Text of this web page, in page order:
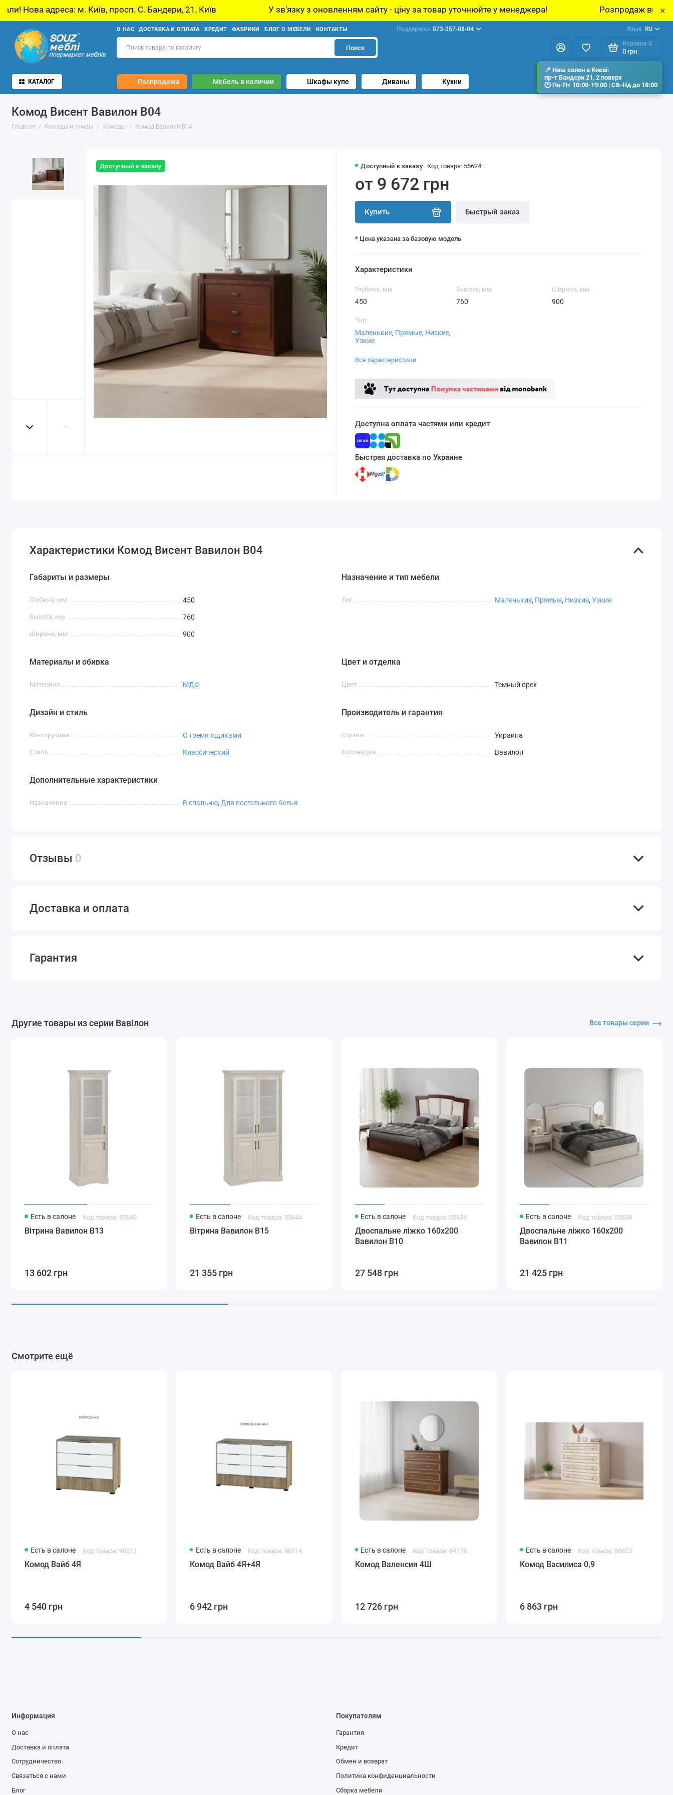
м. Київ, просп. С. Бандери, 21, Київ У звʼязку з оновленням сайту - ціну за товар уточнюйте у менеджера! Розпродаж виставкових зразків×
О НАС ДОСТАВКА И ОПЛАТА КРЕДИТ ФАБРИКИ БЛОГ О МЕБЕЛИ КОНТАКТЫ Поддержка 073-357-08-04 Язык RU
Поиск
Корзина 0
0 грн
КАТАЛОГ Распродажа Мебель в наличии Шкафы купе Диваны Кухни
Комод Висент Вавилон В04
Главная Комоды и тумбы Комоды Комод Вавилон В04
Доступный к заказу Доступный к заказу Код товара: 55624
от 9 672 грн
Купить Быстрый заказ
* Цена указана за базовую модель
Характеристики
Глубина, мм
450
Высота, мм
760
Ширина, мм
900
Тип
Маленькие, Прямые, Низкие,
Узкие
Все характеристики
Доступна оплата частями или кредит
Быстрая доставка по Украине
Характеристики Комод Висент Вавилон В04
Габариты и размеры
Глубина, мм 450
Высота, мм 760
Ширина, мм 900
Назначение и тип мебели
Тип Маленькие, Прямые, Низкие, Узкие
Материалы и обивка
Материал МДФ
Цвет и отделка
Цвет Темный орех
Дизайн и стиль
Конструкция С тремя ящиками
Стиль Классический
Производитель и гарантия
Страна Украина
Коллекция Вавилон
Дополнительные характеристики
Назначение В спальню, Для постельного белья
Отзывы 0
Доставка и оплата
Гарантия
Другие товары из серии Вавілон Все товары серии
Есть в салоне Код товара: 55640
Вітрина Вавилон В13
13 602 грн
Есть в салоне Код товара: 55644
Вітрина Вавилон В15
21 355 грн
Есть в салоне Код товара: 55636
Двоспальне ліжко 160x200
Вавилон В10
27 548 грн
Есть в салоне Код товара: 55638
Двоспальне ліжко 160x200
Вавилон В11
21 425 грн
Смотрите ещё
Есть в салоне Код товара: 90213
Комод Вайб 4Я
4 540 грн
Есть в салоне Код товара: 90214
Комод Вайб 4Я+4Я
6 942 грн
Есть в салоне Код товара: 64178
Комод Валенсия 4Ш
12 726 грн
Есть в салоне Код товара: 60623
Комод Василиса 0,9
6 863 грн
Информация
О нас
Доставка и оплата
Сотрудничество
Связаться с нами
Блог
Покупателям
Гарантия
Кредит
Обмен и возврат
Политика конфиденциальности
Сборка мебели